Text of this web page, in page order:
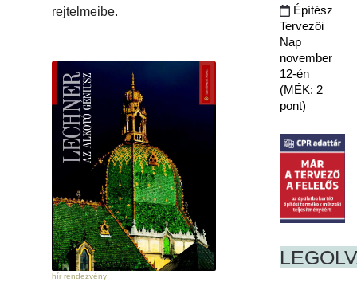
rejtelmeibe.
hír rendezvény
Építész
Tervezői
Nap
november
12-én
(MÉK: 2
pont)